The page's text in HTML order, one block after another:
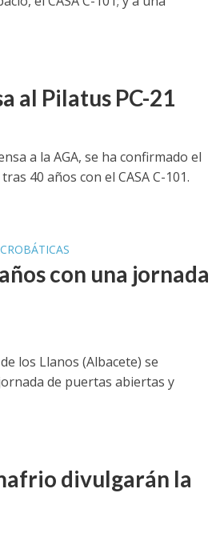
al Pilatus PC-21
a la AGA, se ha confirmado el
40 años con el CASA C-101.
con una jornada
los Llanos (Albacete) se
de puertas abiertas y
divulgarán la